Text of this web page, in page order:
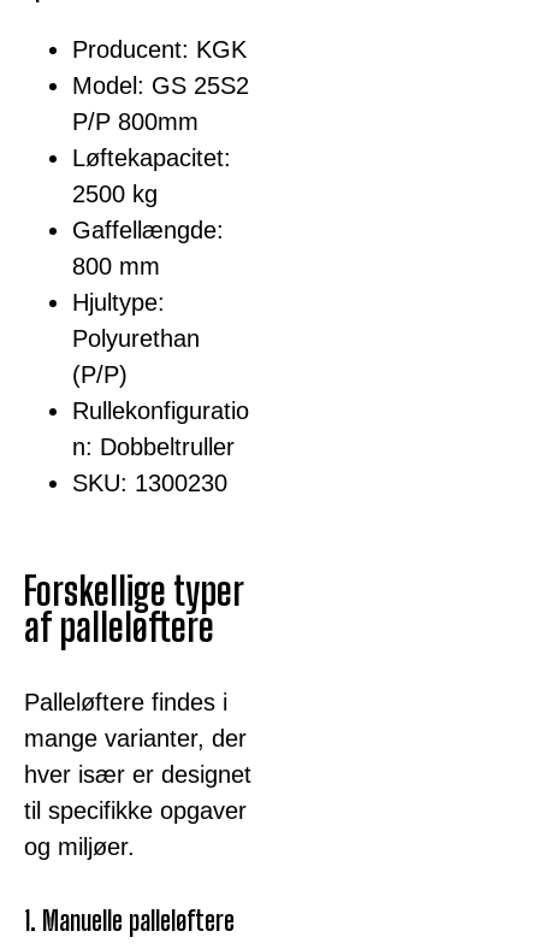
Producent: KGK
Model: GS 25S2
P/P 800mm
Løftekapacitet:
2500 kg
Gaffellængde:
800 mm
Hjultype:
Polyurethan
(P/P)
Rullekonfiguratio
n: Dobbeltruller
SKU: 1300230
Forskellige typer
af palleløftere
Palleløftere findes i
mange varianter, der
hver især er designet
til specifikke opgaver
og miljøer.
1. Manuelle palleløftere